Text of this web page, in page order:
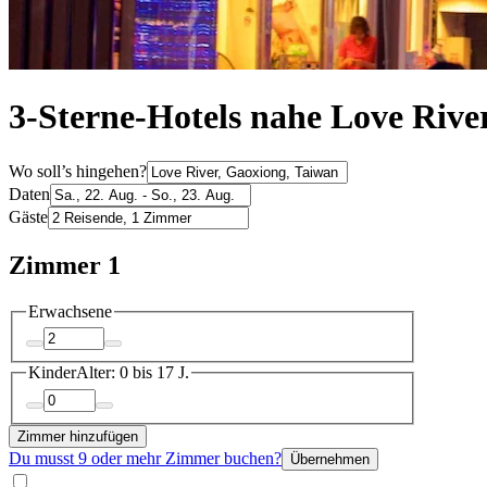
3-Sterne-Hotels nahe Love
Wo soll’s hingehen?
Daten
Gäste
Zimmer 1
Erwachsene
KinderAlter: 0 bis 17 J.
Zimmer hinzufügen
Du musst 9 oder mehr Zimmer buchen? Übernehmen